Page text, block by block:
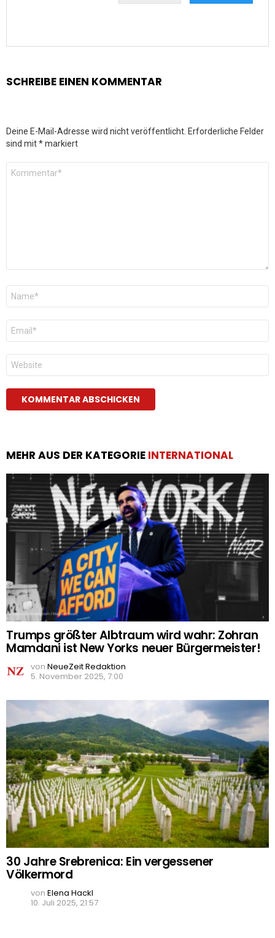
SCHREIBE EINEN KOMMENTAR
Deine E-Mail-Adresse wird nicht veröffentlicht. Erforderliche Felder
sind mit*markiert
Kommentar
Name
E-
Mail
*
Website
MEHR AUS DER KATEGORIE INTERNATIONAL
Trumps größter Albtraum wird wahr: Zohran
Mamdani ist New Yorks neuer Bürgermeister!
von NeueZeit Redaktion
5. November 2025, 7:00
30 Jahre Srebrenica: Ein vergessener
Völkermord
von Elena Hackl
10. Juli 2025, 21:57